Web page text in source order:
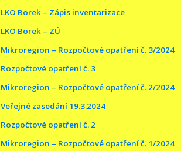
LKO Borek – Zápis inventarizace
LKO Borek – ZÚ
Mikroregion – Rozpočtové opatření č. 3/2024
Rozpočtové opatření č. 3
Mikroregion – Rozpočtové opatření č. 2/2024
Veřejné zasedání 19.3.2024
Rozpočtové opatření č. 2
Mikroregion – Rozpočtové opatření č. 1/2024